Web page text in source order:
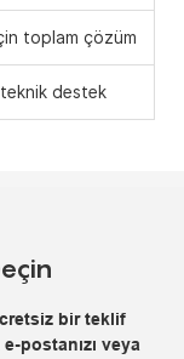
toplam çözüm
destek
bir teklif
postanızı veya